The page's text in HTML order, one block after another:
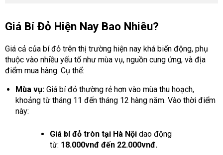
Giá Bí Đỏ Hiện Nay Bao Nhiêu?
Giá cả của bí đỏ trên thị trường hiện nay khá biến động, phụ
thuộc vào nhiều yếu tố như mùa vụ, nguồn cung ứng, và địa
điểm mua hàng. Cụ thể:
Mùa vụ:Giá bí đỏ thường rẻ hơn vào mùa thu hoạch,
khoảng từ tháng 11 đến tháng 12 hàng năm. Vào thời điểm
này:
Giá bí đỏ tròn tại Hà Nộidao động
từ: 18.000vnđ đến 22.000vnđ.